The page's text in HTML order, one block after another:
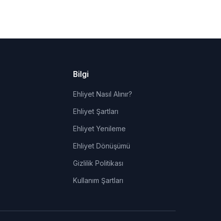
Bilgi
Ehliyet Nasıl Alınır?
Ehliyet Şartları
Ehliyet Yenileme
Ehliyet Dönüşümü
Gizlilik Politikası
Kullanım Şartları